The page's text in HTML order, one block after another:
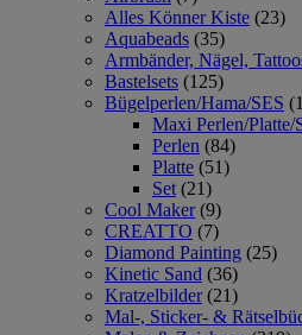
Alles Könner Kiste (23)
Aquabeads (35)
Armbänder, Nägel,
Bastelsets (125)
Bügelperlen/Hama/SES
Maxi Perlen/Platte/
Perlen (84)
Platte (51)
Set (21)
Cool Maker (9)
CREATTO (7)
Diamond Painting (25)
Kinetic Sand (36)
Kratzelbilder (21)
Mal-, Sticker- &